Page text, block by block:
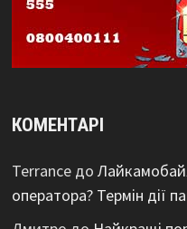
КОМЕНТАРІ
Terranceдо
оператора? Термін дії